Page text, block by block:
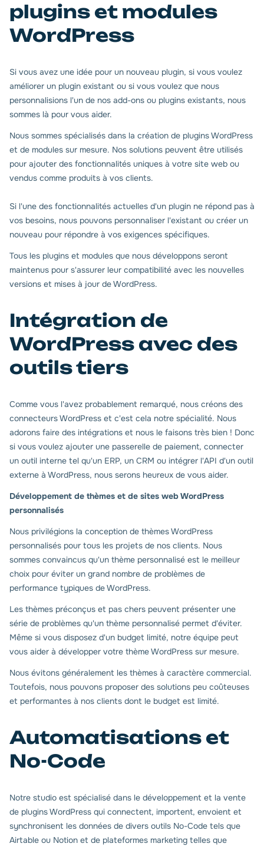
plugins et modules
WordPress
Si vous avez une idée pour un nouveau plugin, si vous voulez
améliorer un plugin existant ou si vous voulez que nous
personnalisions l'un de nos add-ons ou plugins existants, nous
sommes là pour vous aider.
Nous sommes spécialisés dans la création de plugins WordPress
et de modules sur mesure. Nos solutions peuvent être utilisés
pour ajouter des fonctionnalités uniques à votre site web ou
vendus comme produits à vos clients.
Si l'une des fonctionnalités actuelles d'un plugin ne répond pas à
vos besoins, nous pouvons personnaliser l'existant ou créer un
nouveau pour répondre à vos exigences spécifiques.
Tous les plugins et modules que nous développons seront
maintenus pour s'assurer leur compatibilité avec les nouvelles
versions et mises à jour de WordPress.
Intégration de
WordPress avec des
outils tiers
Comme vous l'avez probablement remarqué, nous créons des
connecteurs WordPress et c'est cela notre spécialité. Nous
adorons faire des intégrations et nous le faisons très bien ! Donc
si vous voulez ajouter une passerelle de paiement, connecter
un outil interne tel qu'un ERP, un CRM ou intégrer l'API d'un outil
externe à WordPress, nous serons heureux de vous aider.
Développement de thèmes et de sites web WordPress
personnalisés
Nous privilégions la conception de thèmes WordPress
personnalisés pour tous les projets de nos clients. Nous
sommes convaincus qu'un thème personnalisé est le meilleur
choix pour éviter un grand nombre de problèmes de
performance typiques de WordPress.
Les thèmes préconçus et pas chers peuvent présenter une
série de problèmes qu'un thème personnalisé permet d'éviter.
Même si vous disposez d'un budget limité, notre équipe peut
vous aider à développer votre thème WordPress sur mesure.
Nous évitons généralement les thèmes à caractère commercial.
Toutefois, nous pouvons proposer des solutions peu coûteuses
et performantes à nos clients dont le budget est limité.
Automatisations et
No-Code
Notre studio est spécialisé dans le développement et la vente
de plugins WordPress qui connectent, importent, envoient et
synchronisent les données de divers outils No-Code tels que
Airtable ou Notion et de plateformes marketing telles que